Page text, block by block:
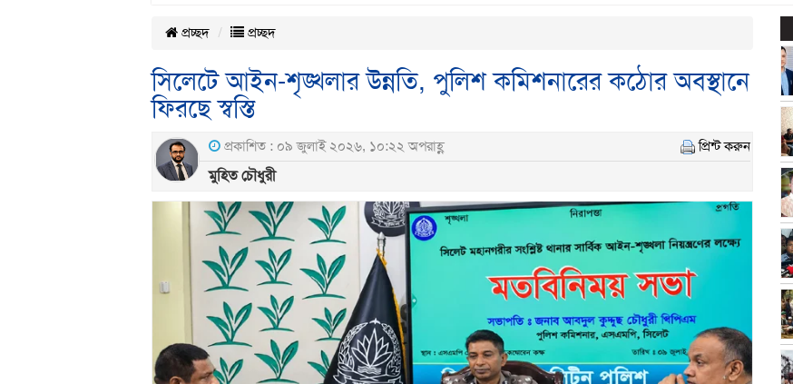
প্রচ্ছদ প্রচ্ছদ
সিলেটে আইন-শৃঙ্খলার উন্নতি, পুলিশ কমিশনারের কঠোর অবস্থানে
ফিরছে স্বস্তি
প্রকাশিত : ০৯ জুলাই ২০২৬, ১০:২২ অপরাহ্ণ প্রিন্ট করুন
মুহিত চৌধুরী